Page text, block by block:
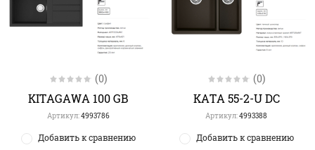
(0)
KITAGAWA 100 GB
Артикул:4993786
Добавить к сравнению
(0)
KATA 55-2-U DC
Артикул:4993388
Добавить к сравнению